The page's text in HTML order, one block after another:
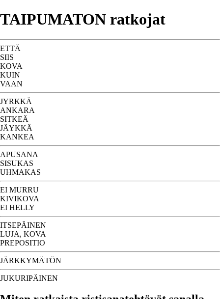
TAIPUMATON ratkojat
ETTÄ
SIIS
KOVA
KUIN
VAAN
JYRKKÄ
ANKARA
SITKEÄ
JÄYKKÄ
KANKEA
APUSANA
SISUKAS
UHMAKAS
EI MURRU
KIVIKOVA
EI HELLY
ITSEPÄINEN
LUJA, KOVA
PREPOSITIO
JÄRKKYMÄTÖN
JUKURIPÄINEN